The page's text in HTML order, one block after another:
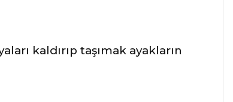
kaldırıp taşımak ayakların